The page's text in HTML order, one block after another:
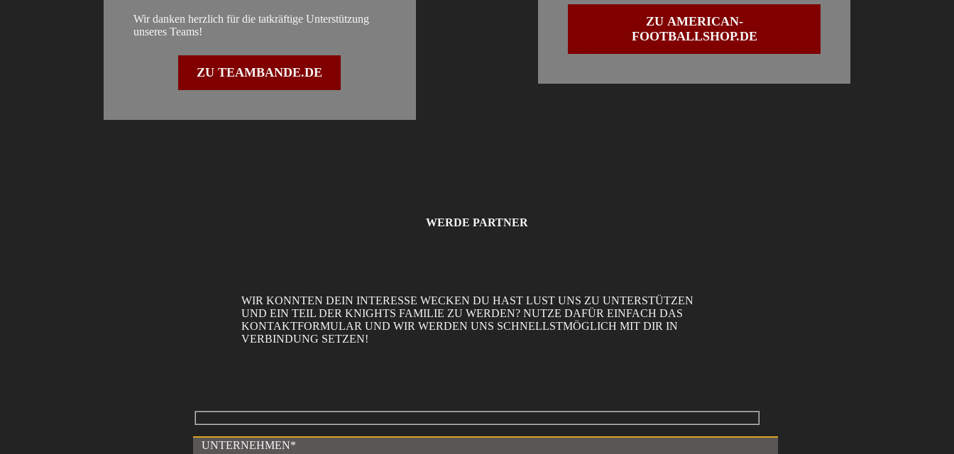
Wir danken herzlich für die tatkräftige Unterstützung
unseres Teams!
ZU TEAMBANDE.DE
ZU AMERICAN-
FOOTBALLSHOP.DE
WERDE PARTNER
WIR KONNTEN DEIN INTERESSE WECKEN DU HAST LUST UNS ZU UNTERSTÜTZEN
UND EIN TEIL DER KNIGHTS FAMILIE ZU WERDEN? NUTZE DAFÜR EINFACH DAS
KONTAKTFORMULAR UND WIR WERDEN UNS SCHNELLSTMÖGLICH MIT DIR IN
VERBINDUNG SETZEN!
UNTERNEHMEN*